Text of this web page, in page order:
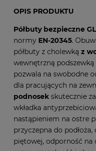
OPIS PRODUKTU
Półbuty bezpieczne
normy EN-20345.
półbuty z cholewką z
wewnętrzną
pozwala na swobodne
dla pracujących na
podnosek skutecznie
wkładka
nastąpieniem na ostre
przyczepna do
piętowej, odporność na